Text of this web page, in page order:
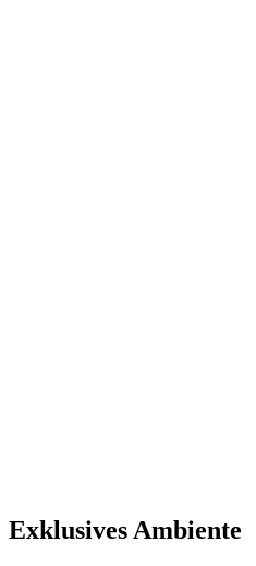
Exklusives Ambiente